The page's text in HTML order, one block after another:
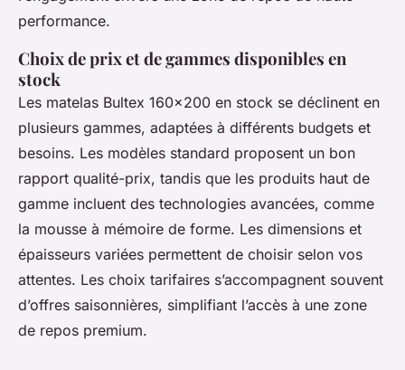
performance.
Choix de prix et de gammes disponibles en
stock
Les matelas Bultex 160x200 en stock se déclinent en
plusieurs gammes, adaptées à différents budgets et
besoins. Les modèles standard proposent un bon
rapport qualité-prix, tandis que les produits haut de
gamme incluent des technologies avancées, comme
la mousse à mémoire de forme. Les dimensions et
épaisseurs variées permettent de choisir selon vos
attentes. Les choix tarifaires s’accompagnent souvent
d’offres saisonnières, simplifiant l’accès à une zone
de repos premium.